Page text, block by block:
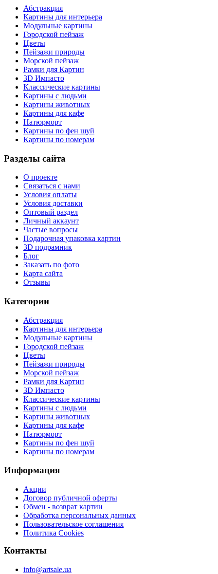
Абстракция
Картины для интерьера
Модульные картины
Городской пейзаж
Цветы
Пейзажи природы
Морской пейзаж
Рамки для Картин
3D Импасто
Классические картины
Картины с людьми
Картины животных
Картины для кафе
Натюрморт
Картины по фен шуй
Картины по номерам
Разделы сайта
О проекте
Связаться с нами
Условия оплаты
Условия доставки
Оптовый раздел
Личный аккаунт
Частые вопросы
Подарочная упаковка картин
3D подрамник
Блог
Заказать по фото
Карта сайта
Отзывы
Категории
Абстракция
Картины для интерьера
Модульные картины
Городской пейзаж
Цветы
Пейзажи природы
Морской пейзаж
Рамки для Картин
3D Импасто
Классические картины
Картины с людьми
Картины животных
Картины для кафе
Натюрморт
Картины по фен шуй
Картины по номерам
Информация
Акции
Договор публичной оферты
Обмен - возврат картин
Обработка персональных данных
Пользовательское соглашения
Политика Cookies
Контакты
info@artsale.ua